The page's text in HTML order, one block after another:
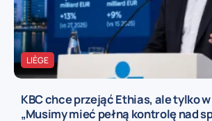
LIÈGE
KBC chce przejąć Ethias, ale tylko
„Musimy mieć pełną kontrolę nad